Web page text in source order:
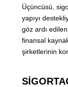
Üçüncüsü,
yapıyı
göz ardı
finansal
şirketlerinin